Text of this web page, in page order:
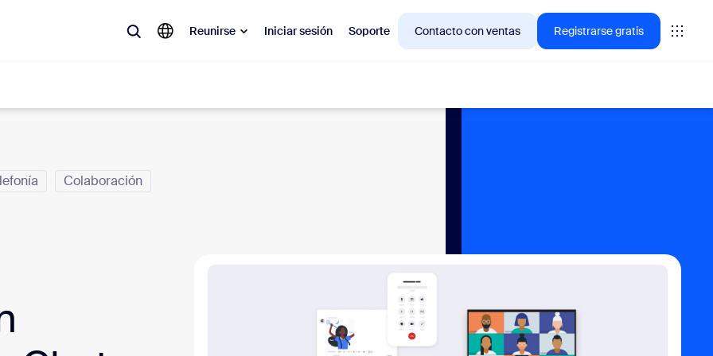
Reunirse Iniciar sesión Soporte Contacto con ventas Registrarse gratis
lo que está en tendencia, lo que genera expectativa: las soluciones en las que los clientes de Zoom están interesados
de contacto Información de CX
Colaboración